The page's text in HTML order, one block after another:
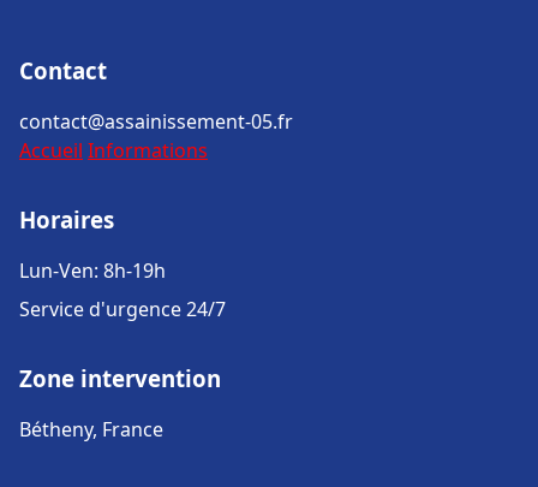
Contact
contact@assainissement-05.fr
Accueil Informations
Horaires
Lun-Ven: 8h-19h
Service d'urgence 24/7
Zone intervention
Bétheny, France